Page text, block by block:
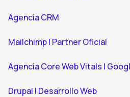
Agencia CRM
Mailchimp | Partner Oficial
Agencia Core Web Vitals |
Drupal | Desarrollo Web